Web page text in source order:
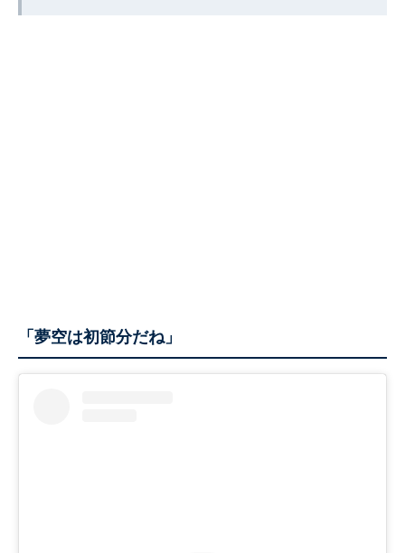
「夢空は初節分だね」